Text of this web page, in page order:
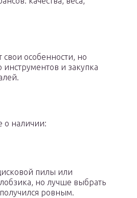
особенности, но
и закупка
о наличии:
пилы или
но лучше выбрать
ровным.